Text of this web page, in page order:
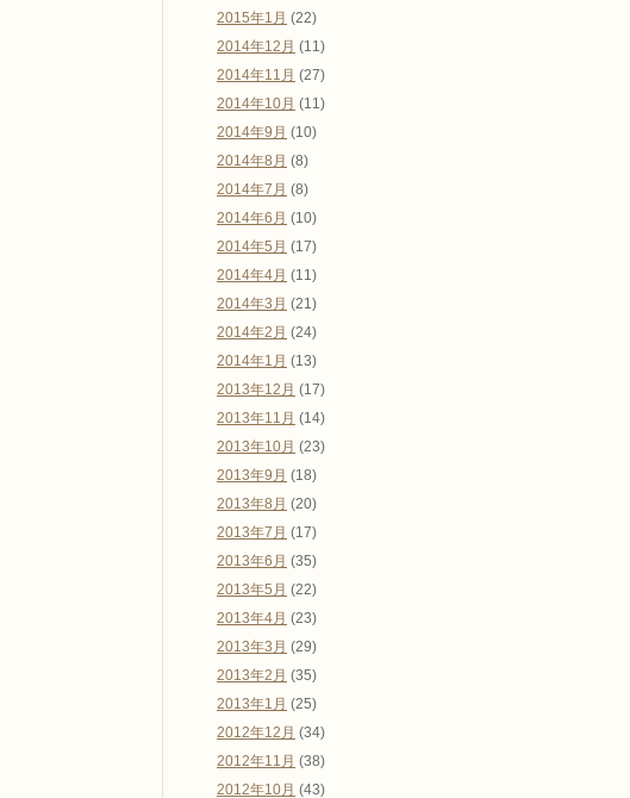
2015年1月 (22)
2014年12月 (11)
2014年11月 (27)
2014年10月 (11)
2014年9月 (10)
2014年8月 (8)
2014年7月 (8)
2014年6月 (10)
2014年5月 (17)
2014年4月 (11)
2014年3月 (21)
2014年2月 (24)
2014年1月 (13)
2013年12月 (17)
2013年11月 (14)
2013年10月 (23)
2013年9月 (18)
2013年8月 (20)
2013年7月 (17)
2013年6月 (35)
2013年5月 (22)
2013年4月 (23)
2013年3月 (29)
2013年2月 (35)
2013年1月 (25)
2012年12月 (34)
2012年11月 (38)
2012年10月 (43)